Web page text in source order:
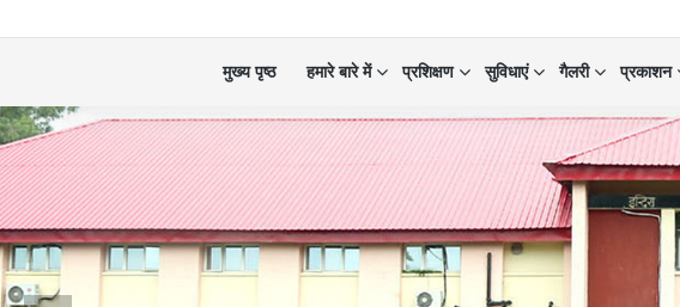
मुख्य पृष्ठ हमारे बारे में प्रशिक्षण सुविधाएं गैलरी प्रकाशन